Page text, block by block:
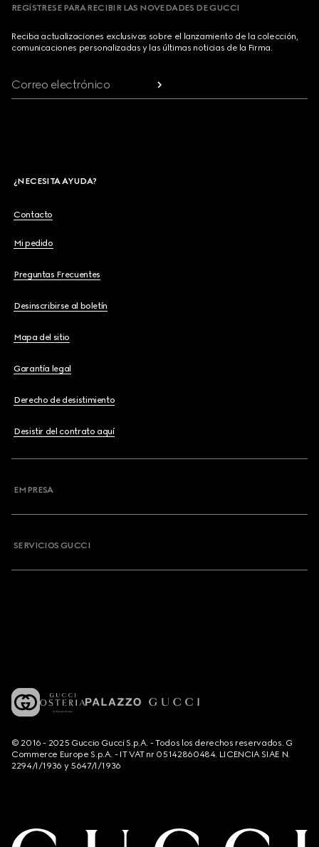
REGÍSTRESE PARA RECIBIR LAS NOVEDADES DE GUCCI
Reciba actualizaciones exclusivas sobre el lanzamiento de la colección,
comunicaciones personalizadas y las últimas noticias de la Firma.
Correo electrónico
¿NECESITA AYUDA?
Contacto
Mi pedido
Preguntas Frecuentes
Desinscribirse al boletín
Mapa del sitio
Garantía legal
Derecho de desistimiento
Desistir del contrato aquí
EMPRESA
SERVICIOS GUCCI
© 2016 - 2025 Guccio Gucci S.p.A. - Todos los derechos reservados. G
Commerce Europe S.p.A. - IT VAT nr 05142860484. LICENCIA SIAE N.
2294/I/1936 y 5647/I/1936